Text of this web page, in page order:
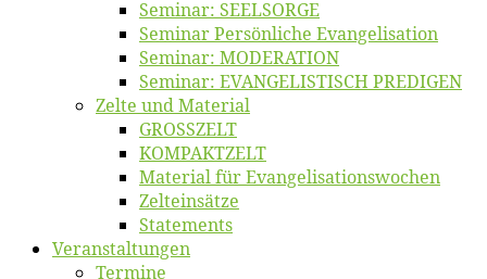
Se­mi­nar: SEELSORGE
Se­mi­nar Per­sön­li­che Evangelisation
Se­mi­nar: MODERATION
Se­mi­nar: EVANGELISTISCH PREDIGEN
Zel­te und Material
GROSSZELT
KOMPAKTZELT
Ma­te­ri­al für Evangelisationswochen
Zelt­ein­sät­ze
State­ments
Ver­an­stal­tun­gen
Ter­mi­ne